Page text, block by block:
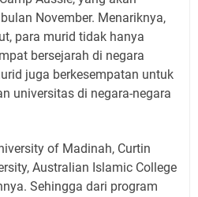
November. Menariknya,
para murid tidak hanya
bersejarah di negara
juga berkesempatan untuk
universitas di negara-negara
of Madinah, Curtin
Australian Islamic College
Sehingga dari program